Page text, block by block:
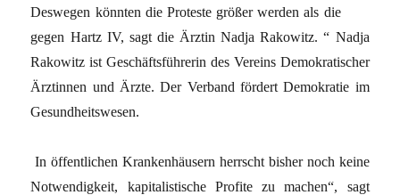
Deswegen könnten die Proteste größer werden als die
gegen Hartz IV, sagt die Ärztin Nadja Rakowitz. “ Nadja
Rakowitz ist Geschäftsführerin des Vereins Demokratischer
Ärztinnen und Ärzte. Der Verband fördert Demokratie im
Gesundheitswesen.
In öffentlichen Krankenhäusern herrscht bisher noch keine
Notwendigkeit, kapitalistische Profite zu machen“, sagt